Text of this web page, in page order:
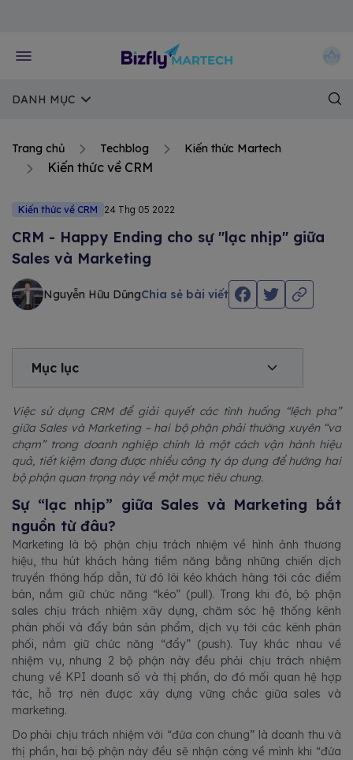
DANH MỤC
Trang chủ Techblog Kiến thức Martech
Kiến thức về CRM
Kiến thức về CRM 24 Thg 05 2022
CRM - Happy Ending cho sự "lạc nhịp" giữa
Sales và Marketing
Nguyễn Hữu DũngChia sẻ bài viết
Mục lục
Việc sử dụng CRM để giải quyết các tình huống “lệch pha”
giữa Sales và Marketing – hai bộ phận phải thường xuyên “va
chạm” trong doanh nghiệp chính là một cách vận hành hiệu
quả, tiết kiệm đang được nhiều công ty áp dụng để hướng hai
bộ phận quan trọng này về một mục tiêu chung.
Sự “lạc nhịp” giữa Sales và Marketing bắt
nguồn từ đâu?
Marketing là bộ phận chịu trách nhiệm về hình ảnh thương
hiệu, thu hút khách hàng tiềm năng bằng những chiến dịch
truyền thông hấp dẫn, từ đó lôi kéo khách hàng tới các điểm
bán, nắm giữ chức năng “kéo” (pull). Trong khi đó, bộ phận
sales chịu trách nhiệm xây dựng, chăm sóc hệ thống kênh
phân phối và đẩy bán sản phẩm, dịch vụ tới các kênh phân
phối, nắm giữ chức năng “đẩy” (push). Tuy khác nhau về
nhiệm vụ, nhưng 2 bộ phận này đều phải chịu trách nhiệm
chung về KPI doanh số và thị phần, do đó mối quan hệ hợp
tác, hỗ trợ nên được xây dựng vững chắc giữa sales và
marketing.
Do phải chịu trách nhiệm với “đứa con chung” là doanh thu và
thị phần, hai bộ phận này đều sẽ nhận công về mình khi “đứa